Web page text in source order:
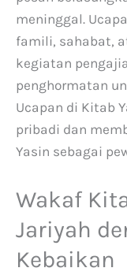
meninggal.
famili, sahabat,
kegiatan
penghormatan
Ucapan di Kitab
pribadi dan
Yasin sebagai
Wakaf
Jariyah
Kebaikan